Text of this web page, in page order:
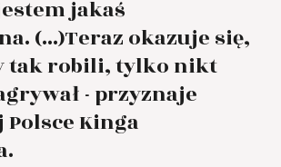
jakaś
(...)Teraz okazuje się,
tak robili, tylko nikt
- przyznaje
Kinga